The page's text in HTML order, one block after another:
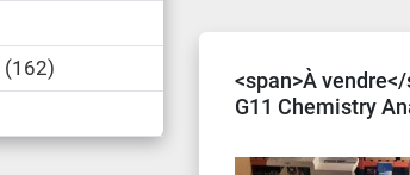
162
<span>À vendre</
G11 Chemistry